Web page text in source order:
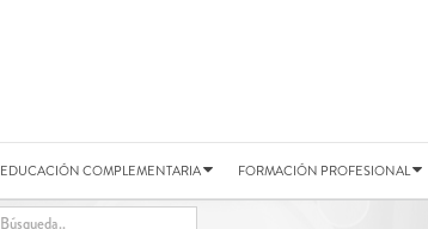
EDUCACIÓN COMPLEMENTARIA FORMACIÓN PROFESIONAL